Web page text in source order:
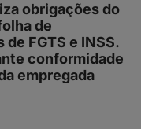
obrigações do
de
FGTS e INSS.
conformidade
empregada